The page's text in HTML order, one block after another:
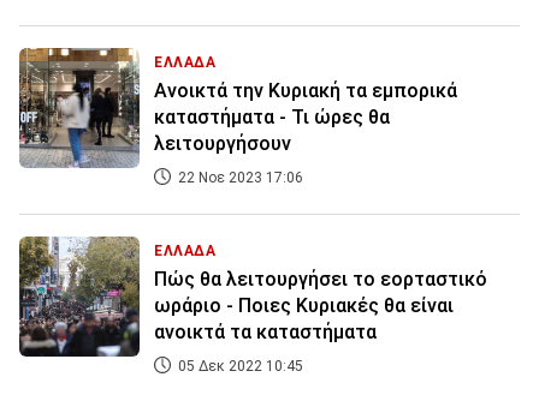
ΕΛΛΑΔΑ
Ανοικτά την Κυριακή τα εμπορικά
καταστήματα - Τι ώρες θα
λειτουργήσουν
22 Νοε 2023 17:06
ΕΛΛΑΔΑ
Πώς θα λειτουργήσει το εορταστικό
ωράριο - Ποιες Κυριακές θα είναι
ανοικτά τα καταστήματα
05 Δεκ 2022 10:45